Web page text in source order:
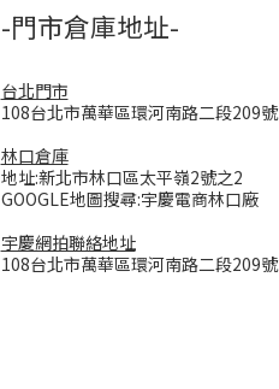
-門市倉庫地址-
台北門市
108台北市萬華區環河南路二段209號
林口倉庫
地址:新北市林口區太平嶺2號之2
GOOGLE地圖搜尋:宇慶電商林口廠
宇慶網拍聯絡地址
108台北市萬華區環河南路二段209號